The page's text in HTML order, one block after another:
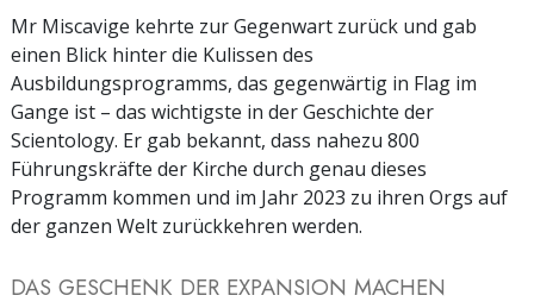
Mr Miscavige kehrte zur Gegenwart zurück und gab
einen Blick hinter die Kulissen des
Ausbildungsprogramms, das gegenwärtig in Flag im
Gange ist – das wichtigste in der Geschichte der
Scientology. Er gab bekannt, dass nahezu 800
Führungskräfte der Kirche durch genau dieses
Programm kommen und im Jahr 2023 zu ihren Orgs auf
der ganzen Welt zurückkehren werden.
DAS GESCHENK DER EXPANSION MACHEN